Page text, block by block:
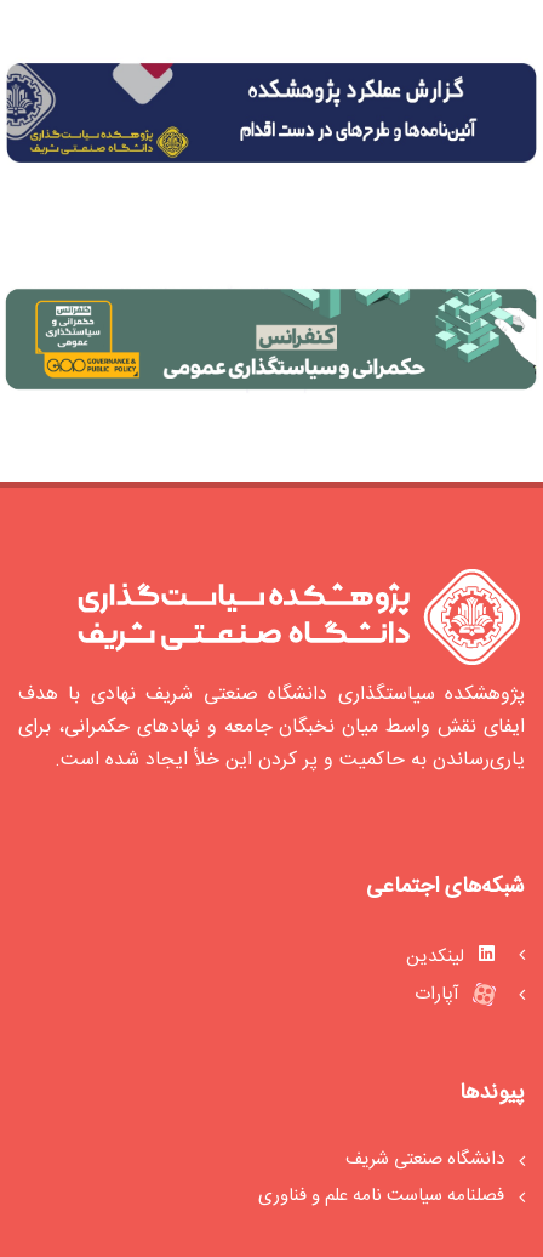
پژوهشکده سیاستگذاری دانشگاه صنعتی شریف نهادی با هدف
ایفای نقش واسط میان نخبگان جامعه و نهادهای حکمرانی، برای
یاری‌رساندن به حاکمیت و پر کردن این خلأ ایجاد شده‌ است.
شبکه‌های اجتماعی
لینکدین
آپارات
پیوندها
دانشگاه صنعتی شریف
فصلنامه سیاست‏ نامه علم و فناوری